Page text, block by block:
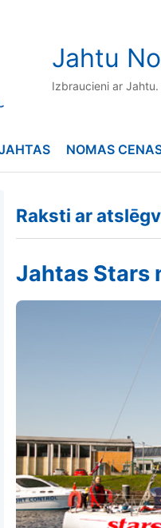
Jahtu
Izbraucieni ar
NOMAS
Raksti ar
Jahtas Stars